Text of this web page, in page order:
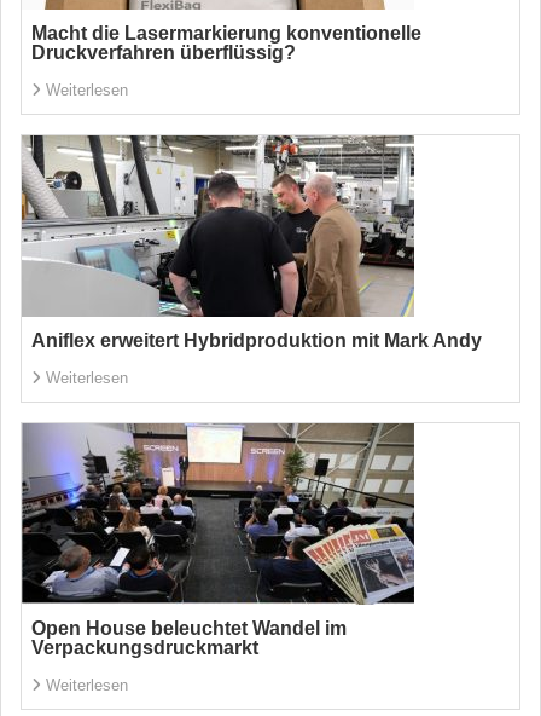
Macht die Lasermarkierung konventionelle
Druckverfahren überflüssig?
Weiterlesen
Aniflex erweitert Hybridproduktion mit Mark Andy
Weiterlesen
Open House beleuchtet Wandel im
Verpackungsdruckmarkt
Weiterlesen